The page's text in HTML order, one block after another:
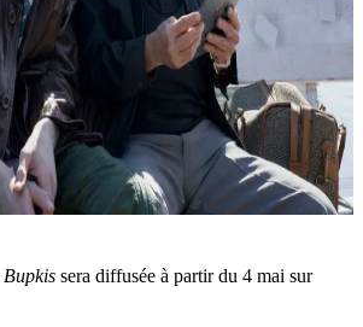
Bupkis sera diffusée à partir du 4 mai sur